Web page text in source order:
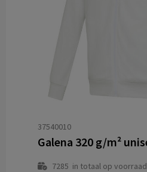
37540010
7285 in totaal op voorraad